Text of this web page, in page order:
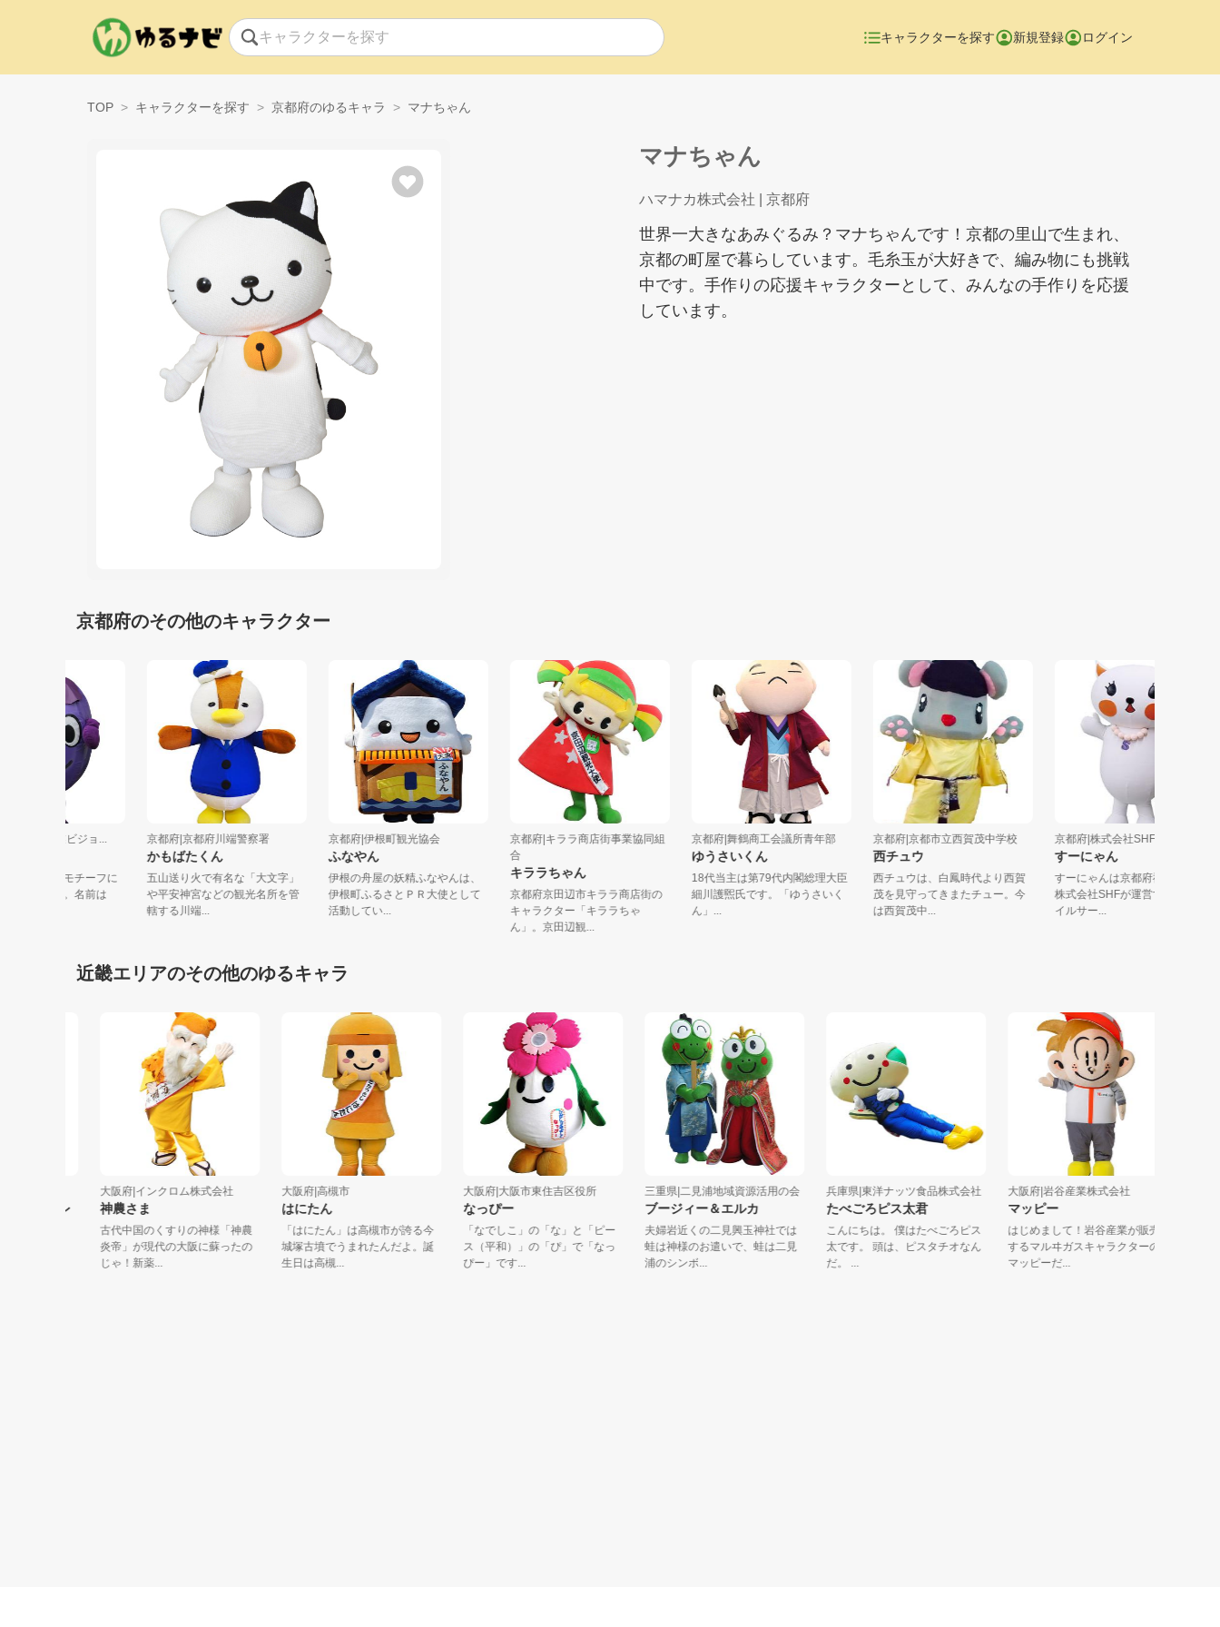
キャラクターを探す 新規登録 ログイン
TOP キャラクターを探す 京都府のゆるキャラ マナちゃん
マナちゃん
ハマナカ株式会社 | 京都府
世界一大きなあみぐるみ？マナちゃんです！京都の里山で生まれ、
京都の町屋で暮らしています。毛糸玉が大好きで、編み物にも挑戦
中です。手作りの応援キャラクターとして、みんなの手作りを応援
しています。
京都府のその他のキャラクター
府|山科地域商業ビジョ...
菜の山科なすをモチーフに
ゆるキャラです。名前は
京都府|京都府川端警察署
かもばたくん
五山送り火で有名な「大文字」
や平安神宮などの観光名所を管
轄する川端...
京都府|伊根町観光協会
ふなやん
伊根の舟屋の妖精ふなやんは、
伊根町ふるさとＰＲ大使として
活動してい...
京都府|キララ商店街事業協同組
キララちゃん
京都府京田辺市キララ商店街の
キャラクター「キララちゃ
ん」。京田辺観...
京都府|舞鶴商工会議所青年部
ゆうさいくん
18代当主は第79代内閣総理大臣
細川護煕氏です。「ゆうさいく
ん」...
京都府|京都市立西賀茂中学校
西チュウ
西チュウは、白鳳時代より西賀
茂を見守ってきまたチュー。今
は西賀茂中...
京都府|株式会社SHF
すーにゃん
すーにゃんは京都府福知山市
株式会社SHFが運営する「ス
イルサー...
近畿エリアのその他のゆるキャラ
大阪府|インクロム株式会社
神農さま
古代中国のくすりの神様「神農
炎帝」が現代の大阪に蘇ったの
じゃ！新薬...
大阪府|高槻市
はにたん
「はにたん」は高槻市が誇る今
城塚古墳でうまれたんだよ。誕
生日は高槻...
大阪府|大阪市東住吉区役所
なっぴー
「なでしこ」の「な」と「ピー
ス（平和）」の「ぴ」で「なっ
ぴー」です...
三重県|二見浦地域資源活用の会
ブージィー＆エルカ
夫婦岩近くの二見興玉神社では
蛙は神様のお遣いで、蛙は二見
浦のシンボ...
兵庫県|東洋ナッツ食品株式会社
たべごろピス太君
こんにちは。 僕はたべごろピス
太です。 頭は、ピスタチオなん
だ。 ...
大阪府|岩谷産業株式会社
マッピー
はじめまして！岩谷産業が販売
するマルヰガスキャラクターの
マッピーだ...